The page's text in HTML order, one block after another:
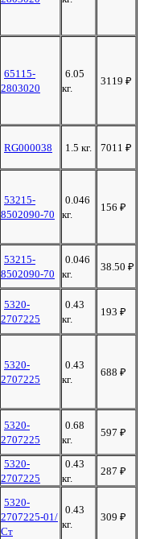
65115-
2803020
6.05
кг.
3119 ₽
RG000038 1.5 кг. 7011 ₽
53215-
8502090-70
0.046
кг.
156 ₽
53215-
8502090-70
0.046
кг.
38.50 ₽
5320-
2707225
0.43
кг.
193 ₽
5320-
2707225
0.43
кг.
688 ₽
5320-
2707225
0.68
кг.
597 ₽
5320-
2707225
0.43
кг.
287 ₽
5320-
2707225-01/
Ст
0.43
кг.
309 ₽